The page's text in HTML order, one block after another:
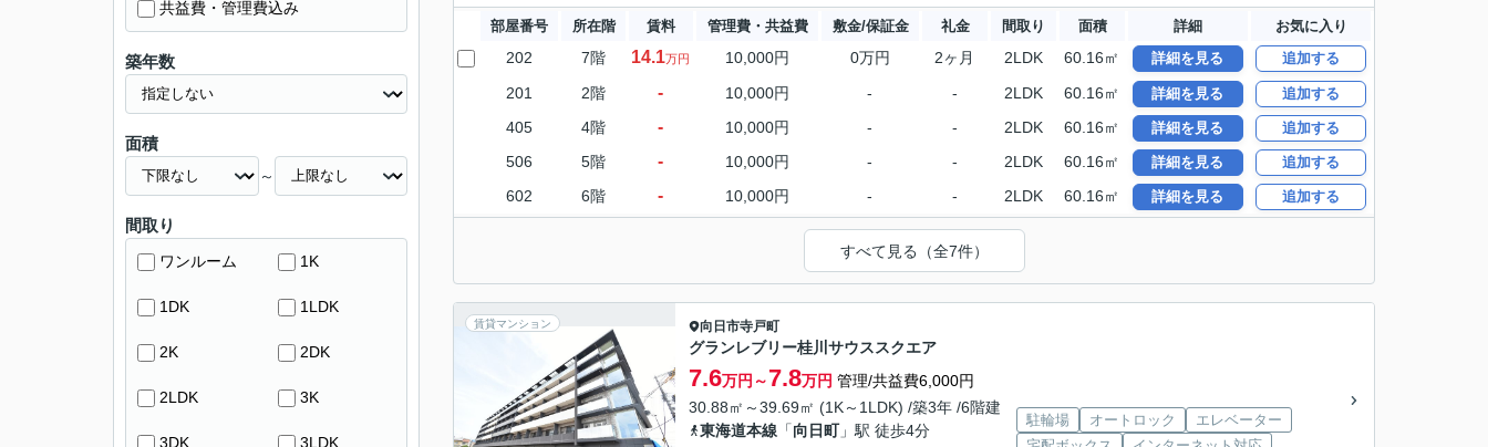
部屋番号 所在階 賃料 管理費・共益費 敷金/保証金 礼金 間取り 面積 詳細 お気に入り
202 7階 14.1万円 10,000円 0万円 2ヶ月 2LDK 60.16㎡ 詳細を見る 追加する
201 2階 - 10,000円 - - 2LDK 60.16㎡ 詳細を見る 追加する
405 4階 - 10,000円 - - 2LDK 60.16㎡ 詳細を見る 追加する
506 5階 - 10,000円 - - 2LDK 60.16㎡ 詳細を見る 追加する
602 6階 - 10,000円 - - 2LDK 60.16㎡ 詳細を見る 追加する
すべて見る（全7件）
賃貸マンション 向日市寺戸町
グランレブリー桂川サウススクエア
7.6万円～7.8万円 管理/共益費6,000円
30.88㎡～39.69㎡ (1K～1LDK) /築3年 /6階建
東海道本線 「向日町」駅 徒歩4分
駐輪場 オートロック
エレベーター
共益費・管理費込み
築年数
面積
～
間取り
ワンルーム 1K
1DK 1LDK
2K 2DK
2LDK 3K
3DK 3LDK